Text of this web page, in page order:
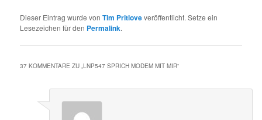
Dieser Eintrag wurde vonTim Pritloveveröffentlicht. Setze ein
Lesezeichen für den Permalink.
37 KOMMENTARE ZU „LNP547 SPRICH MODEM MIT MIR“